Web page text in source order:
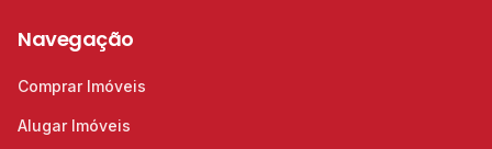
Navegação
Comprar Imóveis
Alugar Imóveis